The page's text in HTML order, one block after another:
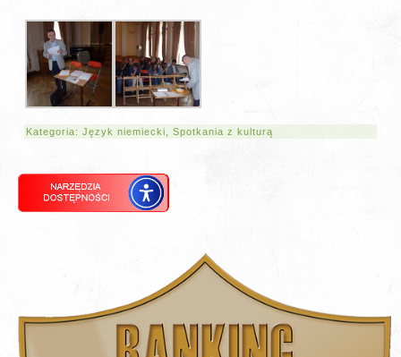
Kategoria:Język niemiecki ,Spotkania z kulturą